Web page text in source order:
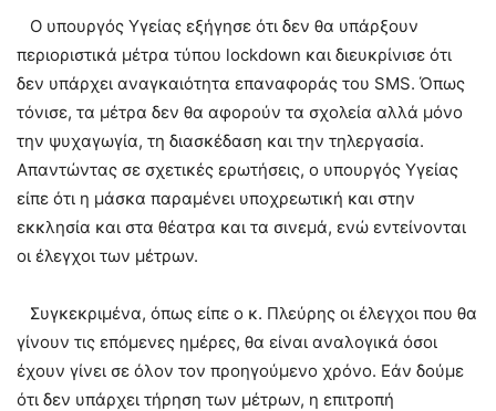
Ο υπουργός Υγείας εξήγησε ότι δεν θα υπάρξουν
περιοριστικά μέτρα τύπου lockdown και διευκρίνισε ότι
δεν υπάρχει αναγκαιότητα επαναφοράς του SMS. Όπως
τόνισε, τα μέτρα δεν θα αφορούν τα σχολεία αλλά μόνο
την ψυχαγωγία, τη διασκέδαση και την τηλεργασία.
Απαντώντας σε σχετικές ερωτήσεις, ο υπουργός Υγείας
είπε ότι η μάσκα παραμένει υποχρεωτική και στην
εκκλησία και στα θέατρα και τα σινεμά, ενώ εντείνονται
οι έλεγχοι των μέτρων.
Συγκεκριμένα, όπως είπε ο κ. Πλεύρης οι έλεγχοι που θα
γίνουν τις επόμενες ημέρες, θα είναι αναλογικά όσοι
έχουν γίνει σε όλον τον προηγούμενο χρόνο. Εάν δούμε
ότι δεν υπάρχει τήρηση των μέτρων, η επιτροπή